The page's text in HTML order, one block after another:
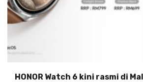
HONOR Watch 6 kini rasmi di